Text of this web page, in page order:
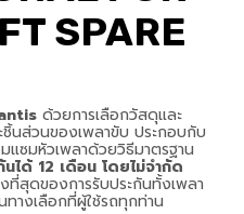
SPARE
ด้วยการเลือกวัสดุและ
ส่วนของเพลาขับ ประกอบกับ
แซมหัวเพลาด้วยวิธีมาตรฐาน
นได้ 12 เดือน โดยไม่จำกัด
ที่สุดของการรับประกันทั้งเพลา
ทางเลือกที่ผู้ใช้รถทุกท่าน